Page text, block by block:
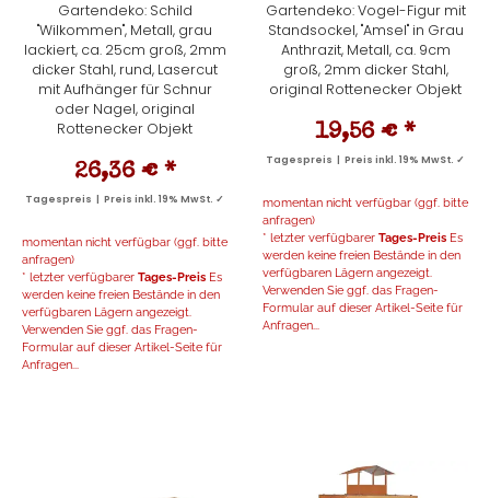
Gartendeko: Schild
"Wilkommen", Metall, grau
lackiert, ca. 25cm groß, 2mm
dicker Stahl, rund, Lasercut
mit Aufhänger für Schnur
oder Nagel, original
Rottenecker Objekt
26,36 € *
Tagespreis | Preis inkl. 19% MwSt. ✓
momentan nicht verfügbar (ggf. bitte
anfragen)
* letzter verfügbarer Tages-Preis Es
werden keine freien Bestände in den
verfügbaren Lägern angezeigt.
Verwenden Sie ggf. das Fragen-
Formular auf dieser Artikel-Seite für
Anfragen...
Gartendeko: Vogel-Figur mit
Standsockel, "Amsel" in Grau
Anthrazit, Metall, ca. 9cm
groß, 2mm dicker Stahl,
original Rottenecker Objekt
19,56 € *
Tagespreis | Preis inkl. 19% MwSt. ✓
momentan nicht verfügbar (ggf. bitte
anfragen)
* letzter verfügbarer Tages-Preis Es
werden keine freien Bestände in den
verfügbaren Lägern angezeigt.
Verwenden Sie ggf. das Fragen-
Formular auf dieser Artikel-Seite für
Anfragen...